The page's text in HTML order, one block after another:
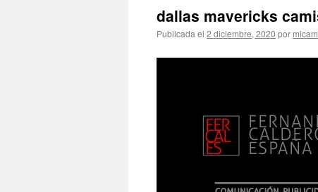
dallas mavericks
Publicada el 2 diciembre, 2020 por